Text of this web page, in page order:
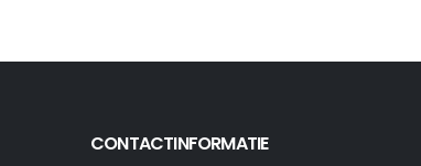
CONTACTINFORMATIE